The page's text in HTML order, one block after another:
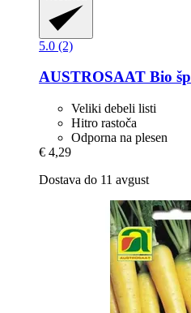
5.0 (2)
AUSTROSAAT Bio
Veliki debeli listi
Hitro rastoča
Odporna na plesen
€ 4,29
Dostava do 11 avgust